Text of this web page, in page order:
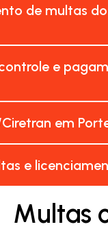
de multas
e
em
e
Multas